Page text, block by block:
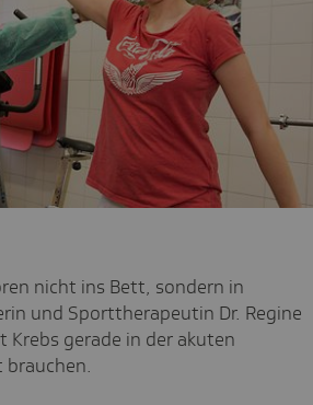
nicht ins Bett, sondern in
und Sporttherapeutin Dr. Regine
gerade in der akuten
brauchen.